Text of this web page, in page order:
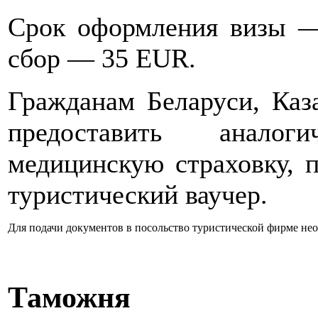
Срок оформления визы
сбор — 35 EUR.
Гражданам Беларуси,
предоставить
медицинскую страховку,
туристический ваучер.
Для подачи документов в посольство туристической фирме
Таможня